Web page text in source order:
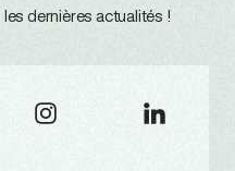
dernières actualités !